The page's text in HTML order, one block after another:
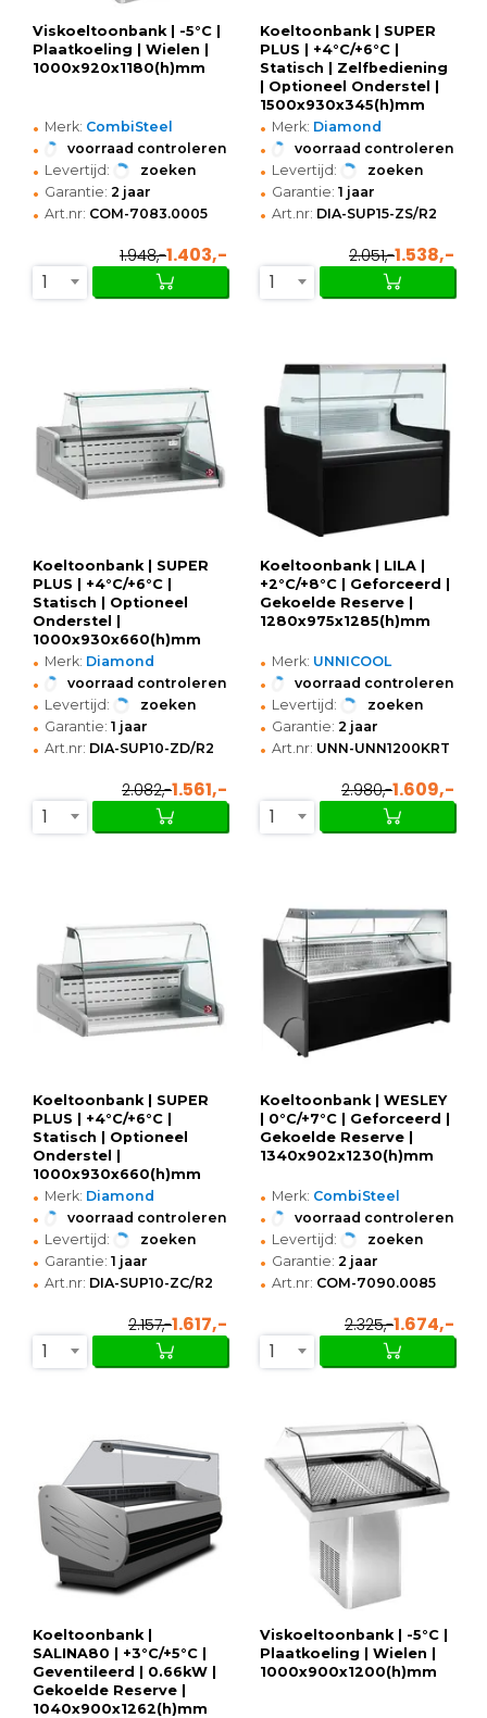
Viskoeltoonbank | -5°C |
Plaatkoeling | Wielen |
1000x920x1180(h)mm
• Merk: CombiSteel
• voorraad controleren
• Levertijd: zoeken
• Garantie: 2 jaar
• Art.nr: COM-7083.0005
1.948,-1.403,-
1
Koeltoonbank | SUPER
PLUS | +4°C/+6°C |
Statisch | Zelfbediening
| Optioneel Onderstel |
1500x930x345(h)mm
• Merk: Diamond
• voorraad controleren
• Levertijd: zoeken
• Garantie: 1 jaar
• Art.nr: DIA-SUP15-ZS/R2
2.051,-1.538,-
1
Koeltoonbank | SUPER
PLUS | +4°C/+6°C |
Statisch | Optioneel
Onderstel |
1000x930x660(h)mm
• Merk: Diamond
• voorraad controleren
• Levertijd: zoeken
• Garantie: 1 jaar
• Art.nr: DIA-SUP10-ZD/R2
2.082,-1.561,-
1
Koeltoonbank | LILA |
+2°C/+8°C | Geforceerd |
Gekoelde Reserve |
1280x975x1285(h)mm
• Merk: UNNICOOL
• voorraad controleren
• Levertijd: zoeken
• Garantie: 2 jaar
• Art.nr: UNN-UNN1200KRT
2.980,-1.609,-
1
Koeltoonbank | SUPER
PLUS | +4°C/+6°C |
Statisch | Optioneel
Onderstel |
1000x930x660(h)mm
• Merk: Diamond
• voorraad controleren
• Levertijd: zoeken
• Garantie: 1 jaar
• Art.nr: DIA-SUP10-ZC/R2
2.157,-1.617,-
1
Koeltoonbank | WESLEY
| 0°C/+7°C | Geforceerd |
Gekoelde Reserve |
1340x902x1230(h)mm
• Merk: CombiSteel
• voorraad controleren
• Levertijd: zoeken
• Garantie: 2 jaar
• Art.nr: COM-7090.0085
2.325,-1.674,-
1
Koeltoonbank |
SALINA80 | +3°C/+5°C |
Geventileerd | 0.66kW |
Gekoelde Reserve |
1040x900x1262(h)mm
Viskoeltoonbank | -5°C |
Plaatkoeling | Wielen |
1000x900x1200(h)mm